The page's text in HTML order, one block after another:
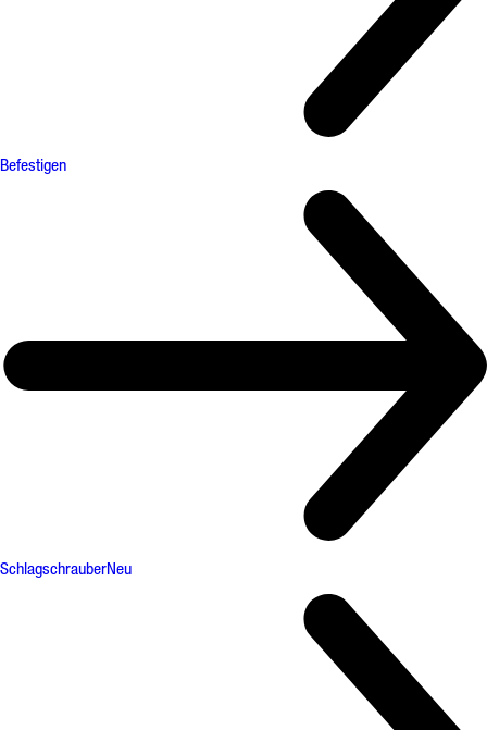
Befestigen
SchlagschrauberNeu